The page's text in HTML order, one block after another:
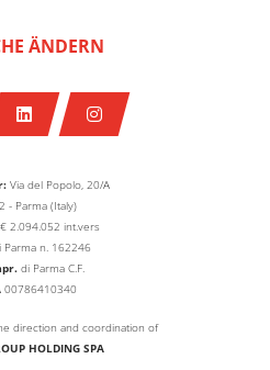
Via del Popolo, 20/A
- Parma (Italy)
€ 2.094.052 int.vers
Parma n. 162246
di Parma C.F.
00786410340
direction and coordination of
HOLDING SPA
ÄNDERN